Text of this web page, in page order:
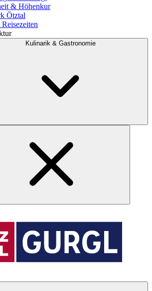
& Höhenkur
Ötztal
Kulinarik & Gastronomie